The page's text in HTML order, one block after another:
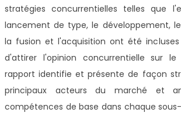
stratégies concurrentielles telles que
lancement de type, le développement,
la fusion et l'acquisition ont été
d'attirer l'opinion concurrentielle sur le
rapport identifie et présente de façon
principaux acteurs du marché et
compétences de base dans chaque